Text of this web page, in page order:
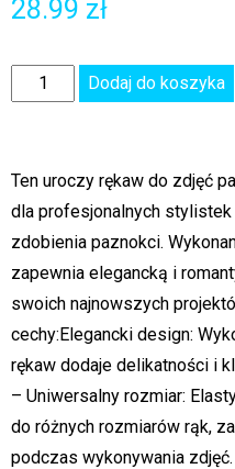
28.99 zł
Dodaj do koszyka
Ten uroczy rękaw do zdjęć
dla profesjonalnych
zdobienia paznokci.
zapewnia elegancką i
swoich najnowszych
cechy:Elegancki design:
rękaw dodaje delikatności i
– Uniwersalny rozmiar:
do różnych rozmiarów rąk,
podczas wykonywania zdjęć.